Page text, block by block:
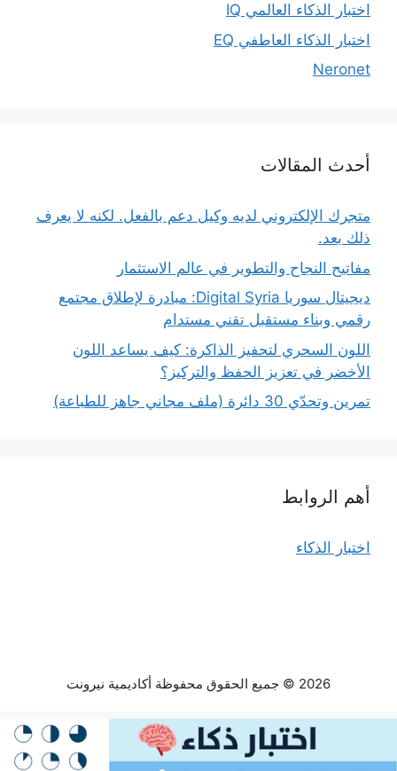
اختبار الذكاء العالمي IQ
اختبار الذكاء العاطفي EQ
Neronet
أحدث المقالات
متجرك الإلكتروني لديه وكيل دعم بالفعل. لكنه لا يعرف
ذلك بعد.
مفاتيح النجاح والتطوير في عالم الاستثمار
ديجيتال سوريا Digital Syria: مبادرة لإطلاق مجتمع
رقمي وبناء مستقبل تقني مستدام
اللون السحري لتحفيز الذاكرة: كيف يساعد اللون
الأخضر في تعزيز الحفظ والتركيز؟
تمرين وتحدّي 30 دائرة (ملف مجاني جاهز للطباعة)
أهم الروابط
اختبار الذكاء
2026 © جميع الحقوق محفوظة أكاديمية نيرونت